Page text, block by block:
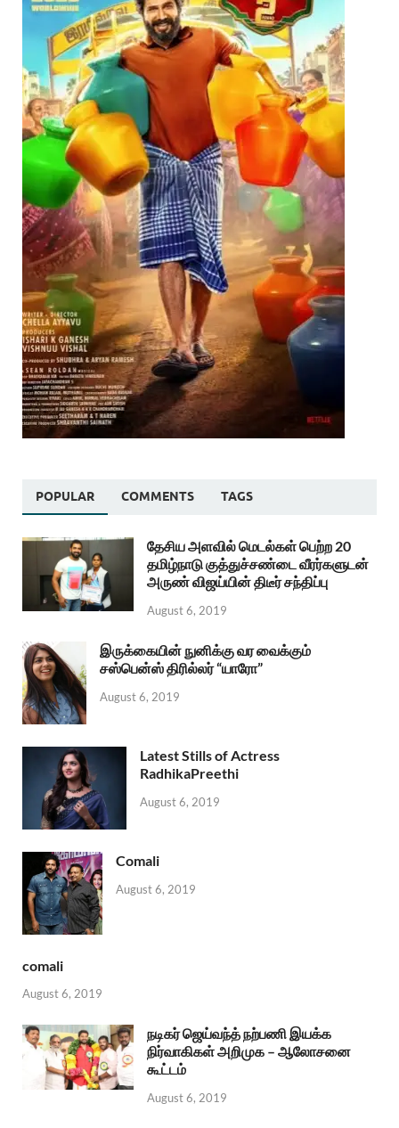
POPULAR COMMENTS TAGS
தேசிய அளவில் மெடல்கள் பெற்ற 20
தமிழ்நாடு குத்துச்சண்டை வீரர்களுடன்
அருண் விஜய்யின் திடீர் சந்திப்பு
August 6, 2019
இருக்கையின் நுனிக்கு வர வைக்கும்
சஸ்பென்ஸ் திரில்லர் “யாரோ”
August 6, 2019
Latest Stills of Actress
RadhikaPreethi
August 6, 2019
Comali
August 6, 2019
comali
August 6, 2019
நடிகர் ஜெய்வந்த் நற்பணி இயக்க
நிர்வாகிகள் அறிமுக – ஆலோசனை
கூட்டம்
August 6, 2019